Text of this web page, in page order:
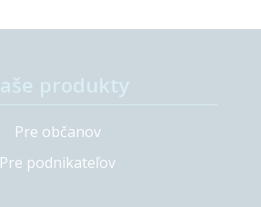
Pre občanov
Pre podnikateľov